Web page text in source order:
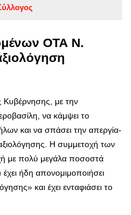
ΟΤΑ Ν.
Κυβέρνησης, με την
να κάμψει το
και να σπάσει την απεργία-
H συμμετοχή των
με πολύ μεγάλα ποσοστά
ήδη απονομιμοποιήσει
και έχει ενταφιάσει το